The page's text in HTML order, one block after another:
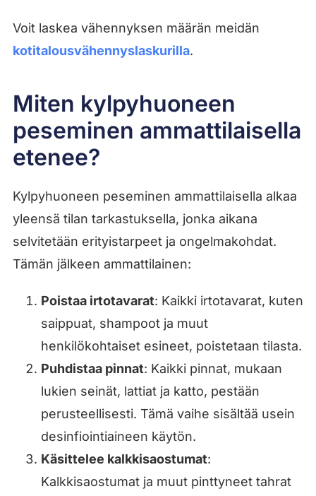
Voit laskea vähennyksen määrän meidän
kotitalousvähennyslaskurilla.
Miten kylpyhuoneen
peseminen ammattilaisella
etenee?
Kylpyhuoneen peseminen ammattilaisella alkaa
yleensä tilan tarkastuksella, jonka aikana
selvitetään erityistarpeet ja ongelmakohdat.
Tämän jälkeen ammattilainen:
Poistaa irtotavarat: Kaikki irtotavarat, kuten
saippuat, shampoot ja muut
henkilökohtaiset esineet, poistetaan tilasta.
Puhdistaa pinnat: Kaikki pinnat, mukaan
lukien seinät, lattiat ja katto, pestään
perusteellisesti. Tämä vaihe sisältää usein
desinfiointiaineen käytön.
Käsittelee kalkkisaostumat:
Kalkkisaostumat ja muut pinttyneet tahrat